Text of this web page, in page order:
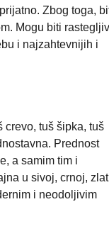
Zbog toga,
Mogu biti
i najzahtevnijih i
crevo, tuš šipka, tuš
Prednost
a samim tim i
u sivoj, crnoj,
i neodoljivim